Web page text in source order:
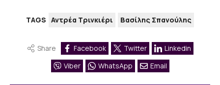
TAGS Αντρέα Τρινκιέρι Βασίλης Σπανούλης
Share Facebook Twitter
Linkedin
Viber
WhatsApp Email